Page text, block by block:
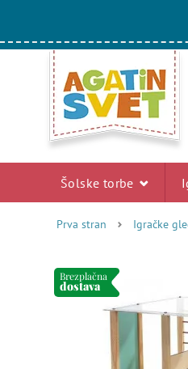
Šolske torbe
Prva stran Igračke
Brezplačna
dostava